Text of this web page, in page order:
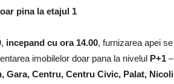
pina la etajul 1
incepand cu ora 14.00, furnizarea apei
imobilelor doar pana la nivelul P+1
Gara, Centru, Centru Civic, Palat,